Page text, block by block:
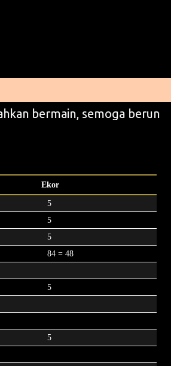
bermain, semoga beruntung
Ekor
5
5
5
84 = 48
5
5